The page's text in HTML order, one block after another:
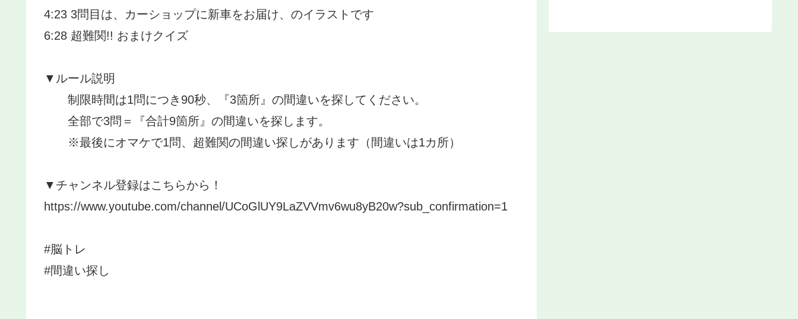
4:23 3問目は、カーショップに新車をお届け、のイラストです
6:28 超難関!! おまけクイズ
▼ルール説明
制限時間は1問につき90秒、『3箇所』の間違いを探してください。
全部で3問＝『合計9箇所』の間違いを探します。
※最後にオマケで1問、超難関の間違い探しがあります（間違いは1カ所）
▼チャンネル登録はこちらから！
https://www.youtube.com/channel/UCoGlUY9LaZVVmv6wu8yB20w?sub_confirmation=1
#脳トレ
#間違い探し